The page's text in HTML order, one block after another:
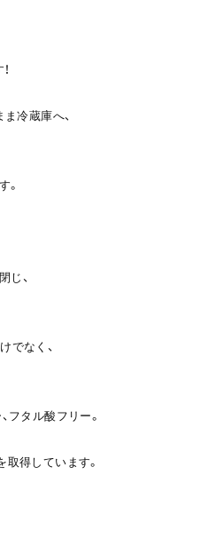
冷蔵庫へ、
。
じ、
でなく、
フタル酸フリー。
得しています。